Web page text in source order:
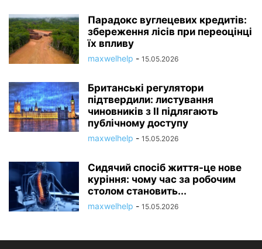
Парадокс вуглецевих кредитів:
збереження лісів при переоцінці
їх впливу
maxwelhelp - 15.05.2026
Британські регулятори
підтвердили: листування
чиновників з ІІ підлягають
публічному доступу
maxwelhelp - 15.05.2026
Сидячий спосіб життя-це нове
куріння: чому час за робочим
столом становить...
maxwelhelp - 15.05.2026